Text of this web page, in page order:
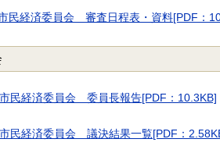
民経済委員会 審査日程表・資料[PDF：
民経済委員会 委員長報告[PDF：10.3KB]
民経済委員会 議決結果一覧[PDF：